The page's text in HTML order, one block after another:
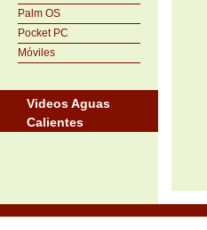
Palm OS
Pocket PC
Móviles
Videos Aguas
Calientes